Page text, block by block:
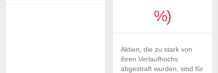
%)
Aktien, die zu stark von
ihren Verlaufhochs
abgestraft wurden, sind für